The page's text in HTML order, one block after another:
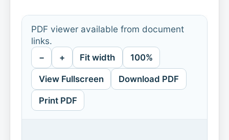
PDF viewer available from document
links.
− + Fit width 100%
View Fullscreen Download PDF
Print PDF